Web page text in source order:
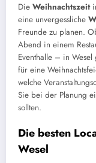
Die Weihnachtszeit
eine unvergessliche
Freunde zu planen.
Abend in einem
Eventhalle – in
für eine
welche
Sie bei der Planung
sollten.
Die besten
Wesel